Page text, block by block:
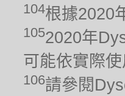
104根據2020
1052020年
可能依實際使
106請參閱